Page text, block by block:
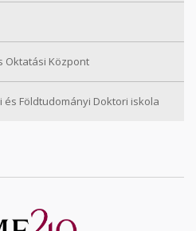
Oktatási Központ
Földtudományi Doktori iskola